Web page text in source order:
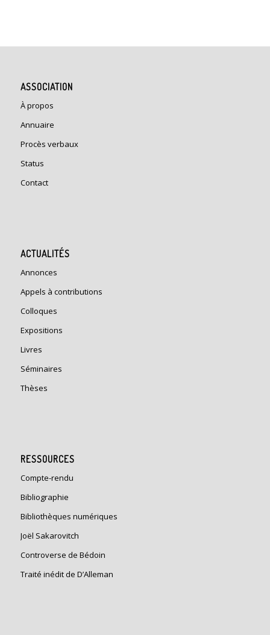
ASSOCIATION
À propos
Annuaire
Procès verbaux
Status
Contact
ACTUALITÉS
Annonces
Appels à contributions
Colloques
Expositions
Livres
Séminaires
Thèses
RESSOURCES
Compte-rendu
Bibliographie
Bibliothèques numériques
Joël Sakarovitch
Controverse de Bédoin
Traité inédit de D’Alleman